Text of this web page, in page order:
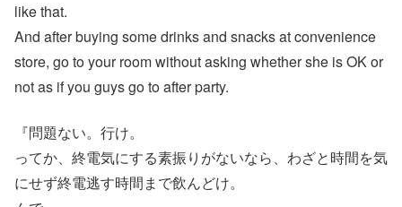
like that.
And after buying some drinks and snacks at convenience
store, go to your room without asking whether she is OK or
not as if you guys go to after party.
『問題ない。行け。
ってか、終電気にする素振りがないなら、わざと時間を気
にせず終電逃す時間まで飲んどけ。